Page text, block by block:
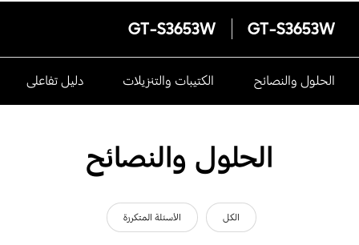
GT-S3653W
GT-S3653W
الحلول والنصائح الكتيبات والتنزيلات دليل تفاعلى
الحلول والنصائح
الكل الأسئلة المتكررة